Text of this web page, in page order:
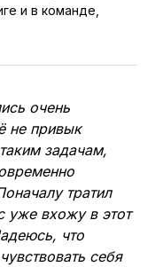
и в команде,
очень
не привык
задачам,
тратил
уже вхожу в этот
что
себя